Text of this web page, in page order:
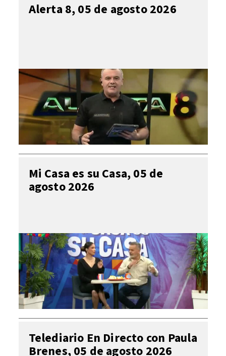
Alerta 8, 05 de agosto 2026
Mi Casa es su Casa, 05 de
agosto 2026
Telediario En Directo con Paula
Brenes, 05 de agosto 2026